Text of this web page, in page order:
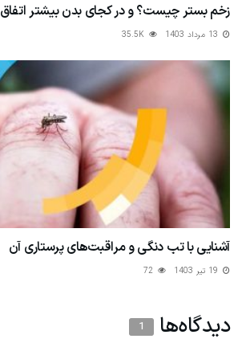
زخم بستر چیست؟ و در کجای بدن بیشتر
آشنایی با تب دنگی و مراقبت‌های پرستاری آن
دیدگاه‌ها 1